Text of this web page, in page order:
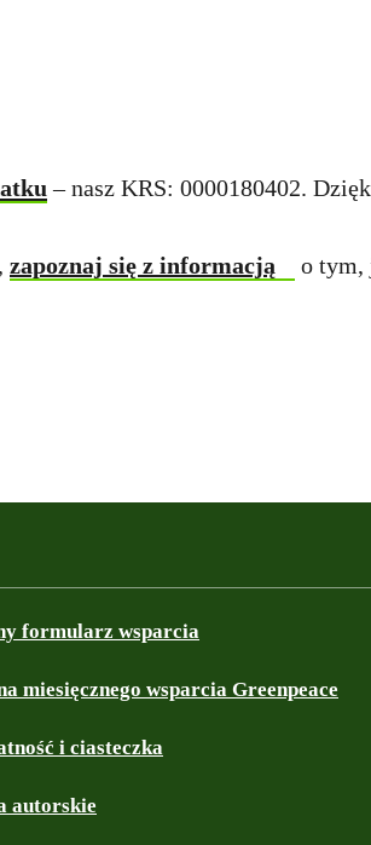
– nasz KRS: 0000180402.
zapoznaj się z informacją
o tym,
formularz wsparcia
miesięcznego wsparcia Greenpeace
i ciasteczka
autorskie